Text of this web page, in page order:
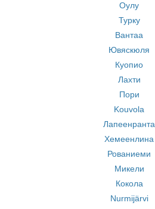
Оулу
Турку
Вантаа
Ювяскюля
Куопио
Лахти
Пори
Kouvola
Лапеенранта
Хемеенлина
Рованиеми
Микели
Кокола
Nurmijärvi